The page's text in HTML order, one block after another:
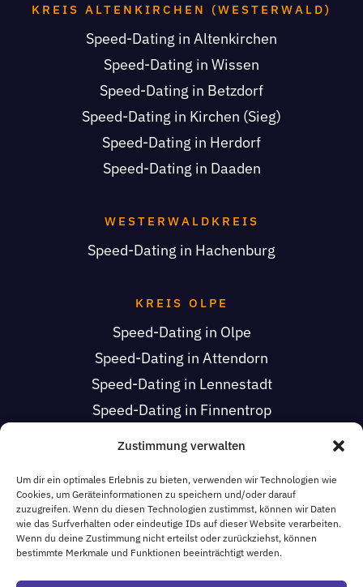
Zustimmung verwalten
Um dir ein optimales Erlebnis zu bieten, verwenden wir Technologien wie
Cookies, um Geräteinformationen zu speichern und/oder darauf
zuzugreifen. Wenn du diesen Technologien zustimmst, können wir Daten
wie das Surfverhalten oder eindeutige IDs auf dieser Website verarbeiten.
Wenn du deine Zustimmung nicht erteilst oder zurückziehst, können
bestimmte Merkmale und Funktionen beeinträchtigt werden.
KREIS ALTENKIRCHEN (WESTERWALD)
Speed-Dating in Altenkirchen
Speed-Dating in Wissen
Speed-Dating in Betzdorf
Speed-Dating in Kirchen (Sieg)
Speed-Dating in Herdorf
Speed-Dating in Daaden
WESTERWALDKREIS
Speed-Dating in Hachenburg
KREIS OLPE
Speed-Dating in Olpe
Speed-Dating in Attendorn
Speed-Dating in Lennestadt
Speed-Dating in Finnentrop
Speed-Dating in Kirchhundem
HOCHSAUERLANDKREIS